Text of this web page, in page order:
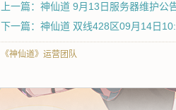
上一篇：神仙道 9月13日服务器维护公
下一篇：神仙道 双线428区09月14日
《神仙道》运营团队